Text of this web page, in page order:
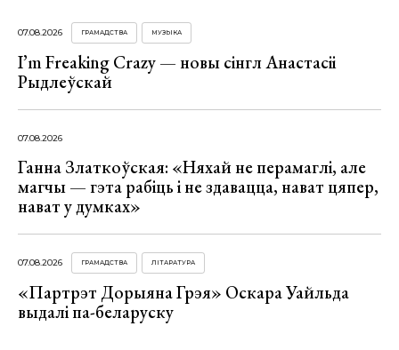
07.08.2026 ГРАМАДСТВА МУЗЫКА
I’m Freaking Crazy — новы сінгл Анастасіі
Рыдлеўскай
07.08.2026
Ганна Златкоўская: «Няхай не перамаглі, але
магчы — гэта рабіць і не здавацца, нават цяпер,
нават у думках»
07.08.2026 ГРАМАДСТВА ЛІТАРАТУРА
«Партрэт Дорыяна Грэя» Оскара Уайльда
выдалі па-беларуску